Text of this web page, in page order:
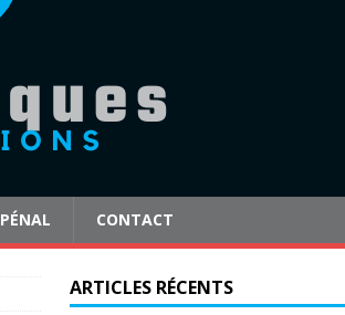
PÉNAL CONTACT
ARTICLES RÉCENTS